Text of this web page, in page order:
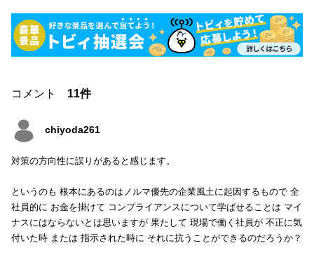
コメント 11件
chiyoda261
対策の方向性に誤りがあると感じます。
というのも 根本にあるのはノルマ優先の企業風土に起因するもので 全
社員的に お金を掛けて コンプライアンスについて学ばせることは マイ
ナスにはならないとは思いますが 果たして 現場で働く社員が 不正に気
付いた時 または 指示された時に それに抗うことができるのだろうか？